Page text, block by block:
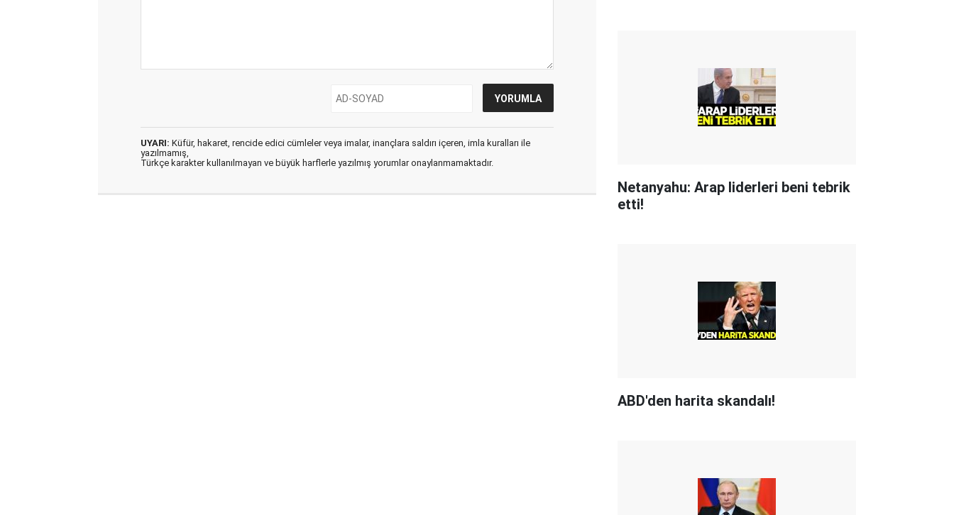
UYARI: Küfür, hakaret, rencide edici cümleler veya imalar, inançlara saldırı içeren, imla kuralları ile
yazılmamış,
Türkçe karakter kullanılmayan ve büyük harflerle yazılmış yorumlar onaylanmamaktadır.
Netanyahu: Arap liderleri beni tebrik
etti!
ABD'den harita skandalı!